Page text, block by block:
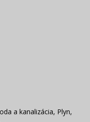
a kanalizácia, Plyn,